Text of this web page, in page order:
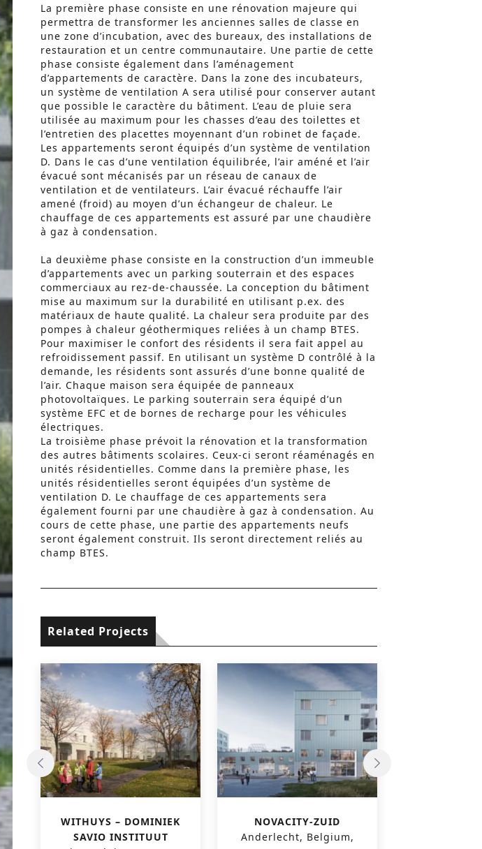
La première phase consiste en une rénovation majeure qui
permettra de transformer les anciennes salles de classe en
une zone d’incubation, avec des bureaux, des installations de
restauration et un centre communautaire. Une partie de cette
phase consiste également dans l’aménagement
d’appartements de caractère. Dans la zone des incubateurs,
un système de ventilation A sera utilisé pour conserver autant
que possible le caractère du bâtiment. L’eau de pluie sera
utilisée au maximum pour les chasses d’eau des toilettes et
l’entretien des placettes moyennant d’un robinet de façade.
Les appartements seront équipés d’un système de ventilation
D. Dans le cas d’une ventilation équilibrée, l’air améné et l’air
évacué sont mécanisés par un réseau de canaux de
ventilation et de ventilateurs. L’air évacué réchauffe l’air
amené (froid) au moyen d’un échangeur de chaleur. Le
chauffage de ces appartements est assuré par une chaudière
à gaz à condensation.
La deuxième phase consiste en la construction d’un immeuble
d’appartements avec un parking souterrain et des espaces
commerciaux au rez-de-chaussée. La conception du bâtiment
mise au maximum sur la durabilité en utilisant p.ex. des
matériaux de haute qualité. La chaleur sera produite par des
pompes à chaleur géothermiques reliées à un champ BTES.
Pour maximiser le confort des résidents il sera fait appel au
refroidissement passif. En utilisant un système D contrôlé à la
demande, les résidents sont assurés d’une bonne qualité de
l’air. Chaque maison sera équipée de panneaux
photovoltaïques. Le parking souterrain sera équipé d’un
système EFC et de bornes de recharge pour les véhicules
électriques.
La troisième phase prévoit la rénovation et la transformation
des autres bâtiments scolaires. Ceux-ci seront réaménagés en
unités résidentielles. Comme dans la première phase, les
unités résidentielles seront équipées d’un système de
ventilation D. Le chauffage de ces appartements sera
également fourni par une chaudière à gaz à condensation. Au
cours de cette phase, une partie des appartements neufs
seront également construit. Ils seront directement reliés au
champ BTES.
Related Projects
WITHUYS – DOMINIEK
SAVIO INSTITUUT
NOVACITY-ZUID
Anderlecht, Belgium,